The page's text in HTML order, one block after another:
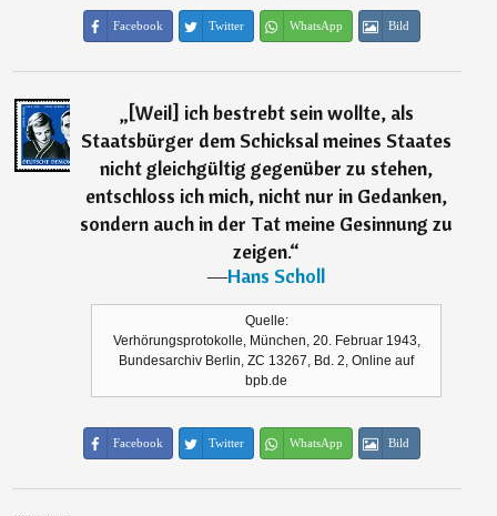
Facebook Twitter WhatsApp Bild
„[Weil] ich bestrebt sein wollte, als
Staatsbürger dem Schicksal meines Staates
nicht gleichgültig gegenüber zu stehen,
entschloss ich mich, nicht nur in Gedanken,
sondern auch in der Tat meine Gesinnung zu
zeigen.“
―Hans Scholl
Quelle:
Verhörungsprotokolle, München, 20. Februar 1943,
Bundesarchiv Berlin, ZC 13267, Bd. 2, Online auf
bpb.de
Facebook Twitter WhatsApp Bild